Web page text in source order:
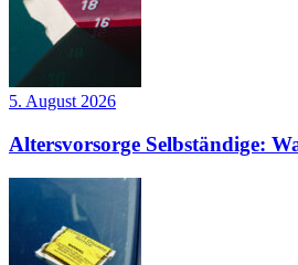
5. August 2026
Altersvorsorge Selbständige: